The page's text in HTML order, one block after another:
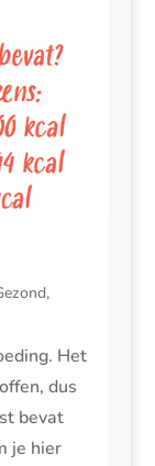
,
Het
dus
bevat
je hier